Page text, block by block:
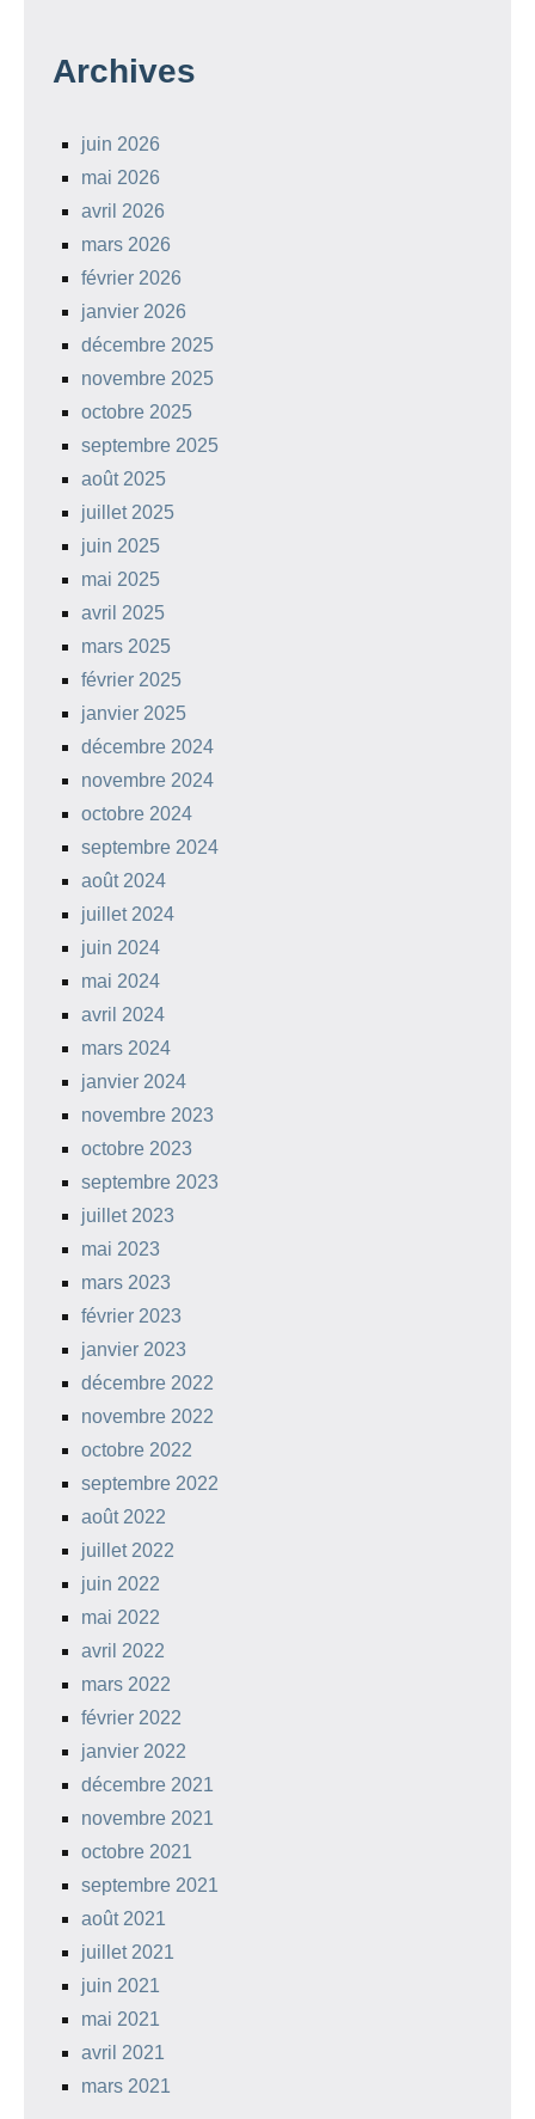
Archives
juin 2026
mai 2026
avril 2026
mars 2026
février 2026
janvier 2026
décembre 2025
novembre 2025
octobre 2025
septembre 2025
août 2025
juillet 2025
juin 2025
mai 2025
avril 2025
mars 2025
février 2025
janvier 2025
décembre 2024
novembre 2024
octobre 2024
septembre 2024
août 2024
juillet 2024
juin 2024
mai 2024
avril 2024
mars 2024
janvier 2024
novembre 2023
octobre 2023
septembre 2023
juillet 2023
mai 2023
mars 2023
février 2023
janvier 2023
décembre 2022
novembre 2022
octobre 2022
septembre 2022
août 2022
juillet 2022
juin 2022
mai 2022
avril 2022
mars 2022
février 2022
janvier 2022
décembre 2021
novembre 2021
octobre 2021
septembre 2021
août 2021
juillet 2021
juin 2021
mai 2021
avril 2021
mars 2021